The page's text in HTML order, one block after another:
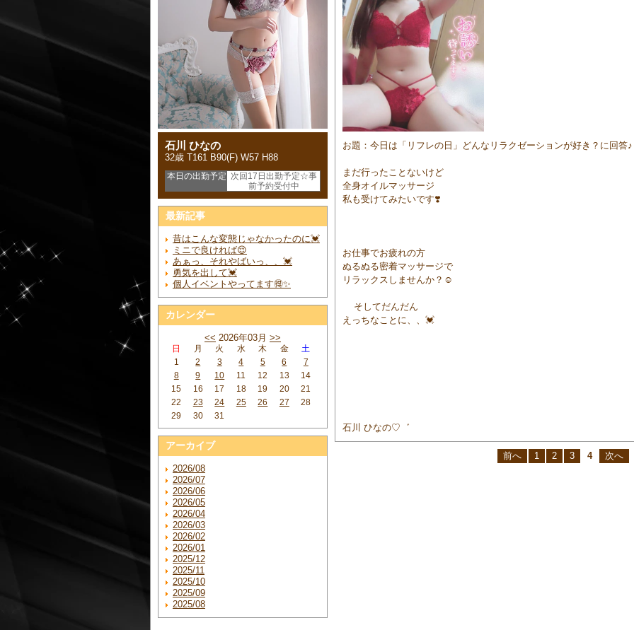
石川 ひなの
32歳 T161 B90(F) W57 H88
本日の出勤予定 次回17日出勤予定☆事
前予約受付中
最新記事
昔はこんな変態じゃなかったのに💓
ミニで良ければ😌
あぁっ、それやばいっ、、💓
勇気を出して💓
個人イベントやってます🉐✨
カレンダー
<< 2026年03月 >>
日 月 火 水 木 金
土
1
2 3 4 5 6
7
8
9 10 11 12 13
14
15
16 17 18 19 20
21
22
23 24 25 26 27
28
29
30 31
アーカイブ
2026/08
2026/07
2026/06
2026/05
2026/04
2026/03
2026/02
2026/01
2025/12
2025/11
2025/10
2025/09
2025/08
お題：今日は「リフレの日」どんなリラクゼーションが好き？に回
まだ行ったことないけど
全身オイルマッサージ
私も受けてみたいです❣️
お仕事でお疲れの方
ぬるぬる密着マッサージで
リラックスしませんか？☺️
そしてだんだん
えっちなことに、、💓
石川 ひなの♡゛
前へ 1 2 3 4 次へ